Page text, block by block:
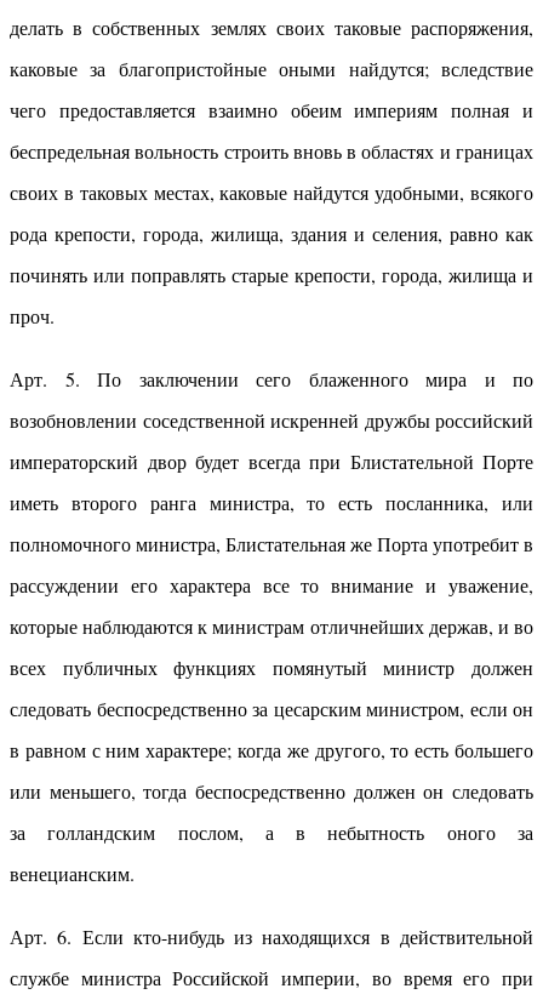
делать в собственных землях своих таковые распоряжения,
каковые за благопристойные оными найдутся; вследствие
чего предоставляется взаимно обеим империям полная и
беспредельная вольность строить вновь в областях и границах
своих в таковых местах, каковые найдутся удобными, всякого
рода крепости, города, жилища, здания и селения, равно как
починять или поправлять старые крепости, города, жилища и
проч.
Арт. 5. По заключении сего блаженного мира и по
возобновлении соседственной искренней дружбы российский
императорский двор будет всегда при Блистательной Порте
иметь второго ранга министра, то есть посланника, или
полномочного министра, Блистательная же Порта употребит в
рассуждении его характера все то внимание и уважение,
которые наблюдаются к министрам отличнейших держав, и во
всех публичных функциях помянутый министр должен
следовать беспосредственно за цесарским министром, если он
в равном с ним характере; когда же другого, то есть большего
или меньшего, тогда беспосредственно должен он следовать
за голландским послом, а в небытность оного за
венецианским.
Арт. 6. Если кто-нибудь из находящихся в действительной
службе министра Российской империи, во время его при